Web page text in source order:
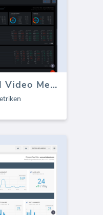
LinkedIn Ads Viral Video Metriken